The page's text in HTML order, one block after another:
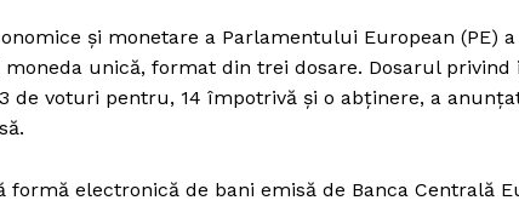
și monetare a Parlamentului European (PE)
unică, format din trei dosare. Dosarul
de voturi pentru, 14 împotrivă și o abținere, a
electronică de bani emisă de Banca Centrală